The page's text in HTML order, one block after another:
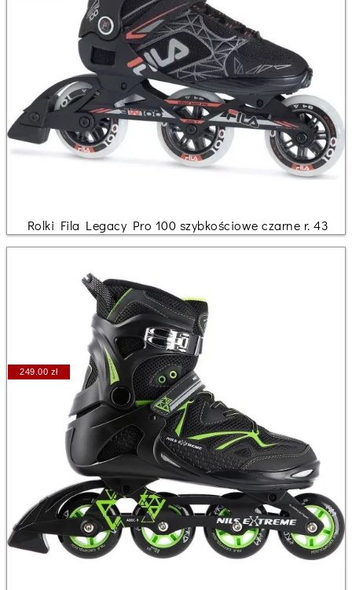
Rolki Fila Legacy Pro 100 szybkościowe czarne r. 43
249.00 zł